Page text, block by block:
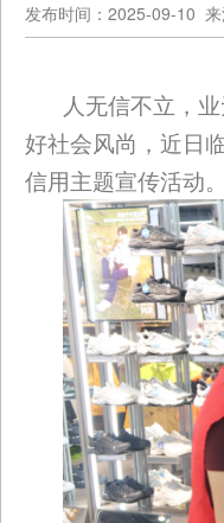
发布时间：2025-09-10
人无信不立，
好社会风尚，近日
信用主题宣传活动。